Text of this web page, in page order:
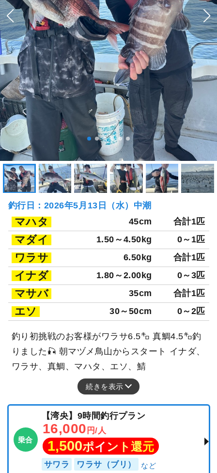
釣行日：2026年5月13日（水）中潮
マハタ 45cm 合計1匹
マダイ 1.50～4.50kg 0～1匹
ワラサ 6.50kg 合計1匹
イナダ 1.80～2.00kg 0～3匹
マサバ 35cm 合計1匹
エソ 30～50cm 0～2匹
釣り初挑戦のお客様がワラサ6.5㌔ 真鯛4.5㌔釣
りました🎣 朝マヅメ鳥山からスタート イナダ、
ワラサ、真鯛、マハタ、エソ、鯖
続きを表示
乗合
【湾央】9時間釣行プラン
16,000 円/人
1,500ポイント還元
サワラ ワラサ（ブリ）